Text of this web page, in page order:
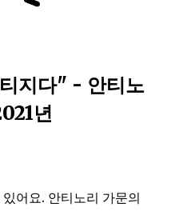
지다" - 안티노
년
어요. 안티노리 가문의